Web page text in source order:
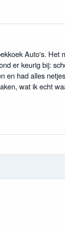
Auto's. Het
er keurig bij:
en had alles
wat ik echt